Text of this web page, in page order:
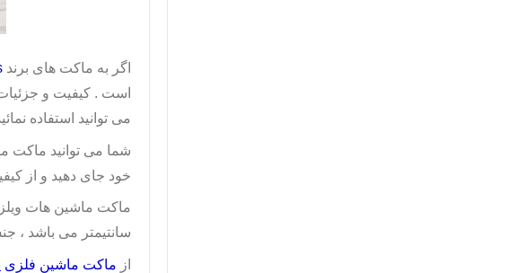
اگر به ماکت های برند
است . کیفیت و
می توانید استفاده
شما می توانید ماکت
خود جای دهید و از
ماکت ماشین هات ویلز
سانتیمتر می باشد ،
از ماکت ماشین فلزی